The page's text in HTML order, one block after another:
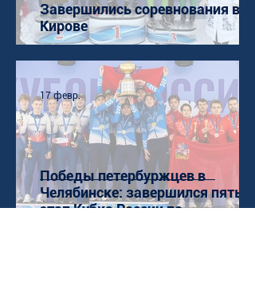
Завершились соревнования в
Кирове
Победы петербуржцев в
Челябинске: завершился пятый
этап Кубка России по
17 февр.